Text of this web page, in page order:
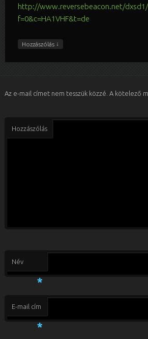
http://www.reversebeacon.net/
f=0&c=HA1VHF&t=de
Hozzászólás ↓
Az e-mail címet nem tesszük közzé. A kötelező
Hozzászólás
Név
*
E-mail cím
*